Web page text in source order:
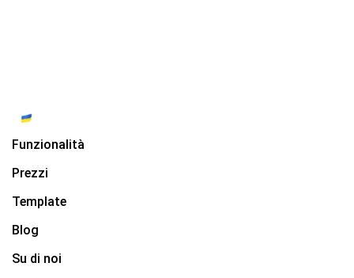
Funzionalità
Prezzi
Template
Blog
Su di noi